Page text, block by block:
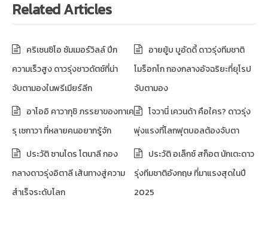
Related Articles
คริเซนซิโอ ซัมเมอร์วิลล์ ปีก
ความเร็วสูง ดาวรุ่งชาวดัตช์ที่น่า
จับตามองในพรีเมียร์ลีก
อายยู้บ บูอัดดี้ ดาวรุ่งทีมชาติ
โมร็อกโก กองกลางอัจฉริยะที่ยุโรป
จับตามอง
อาโออิ คาวากุชิ ภรรยาของทาเค
รุ เซกาวา ที่หลายคนอยากรู้จัก
โจวานี่ เควนด้า คือใคร? ดาวรุ่ง
พุ่งแรงที่โลกฟุตบอลต้องจับตา
ประวัติ ซานโดร โตนาลี กอง
กลางดาวรุ่งอิตาลี เส้นทางสู่ความ
สำเร็จระดับโลก
ประวัติ อเล็กซ์ สก็อต นักเตะดาว
รุ่งทีมชาติอังกฤษ ที่มาแรงสุดในปี
2025